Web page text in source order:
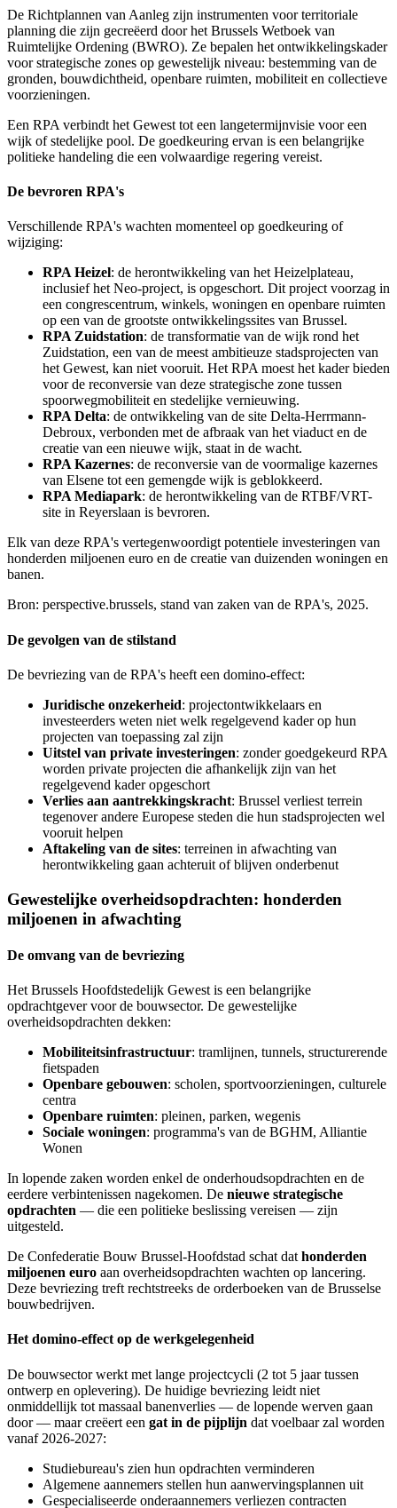
De Richtplannen van Aanleg zijn instrumenten voor territoriale
planning die zijn gecreëerd door het Brussels Wetboek van
Ruimtelijke Ordening (BWRO). Ze bepalen het ontwikkelingskader
voor strategische zones op gewestelijk niveau: bestemming van de
gronden, bouwdichtheid, openbare ruimten, mobiliteit en collectieve
voorzieningen.
Een RPA verbindt het Gewest tot een langetermijnvisie voor een
wijk of stedelijke pool. De goedkeuring ervan is een belangrijke
politieke handeling die een volwaardige regering vereist.
De bevroren RPA's
Verschillende RPA's wachten momenteel op goedkeuring of
wijziging:
RPA Heizel: de herontwikkeling van het Heizelplateau,
inclusief het Neo-project, is opgeschort. Dit project voorzag in
een congrescentrum, winkels, woningen en openbare ruimten
op een van de grootste ontwikkelingssites van Brussel.
RPA Zuidstation: de transformatie van de wijk rond het
Zuidstation, een van de meest ambitieuze stadsprojecten van
het Gewest, kan niet vooruit. Het RPA moest het kader bieden
voor de reconversie van deze strategische zone tussen
spoorwegmobiliteit en stedelijke vernieuwing.
RPA Delta: de ontwikkeling van de site Delta-Herrmann-
Debroux, verbonden met de afbraak van het viaduct en de
creatie van een nieuwe wijk, staat in de wacht.
RPA Kazernes: de reconversie van de voormalige kazernes
van Elsene tot een gemengde wijk is geblokkeerd.
RPA Mediapark: de herontwikkeling van de RTBF/VRT-
site in Reyerslaan is bevroren.
Elk van deze RPA's vertegenwoordigt potentiele investeringen van
honderden miljoenen euro en de creatie van duizenden woningen en
banen.
Bron: perspective.brussels, stand van zaken van de RPA's, 2025.
De gevolgen van de stilstand
De bevriezing van de RPA's heeft een domino-effect:
Juridische onzekerheid: projectontwikkelaars en
investeerders weten niet welk regelgevend kader op hun
projecten van toepassing zal zijn
Uitstel van private investeringen: zonder goedgekeurd RPA
worden private projecten die afhankelijk zijn van het
regelgevend kader opgeschort
Verlies aan aantrekkingskracht: Brussel verliest terrein
tegenover andere Europese steden die hun stadsprojecten wel
vooruit helpen
Aftakeling van de sites: terreinen in afwachting van
herontwikkeling gaan achteruit of blijven onderbenut
Gewestelijke overheidsopdrachten: honderden
miljoenen in afwachting
De omvang van de bevriezing
Het Brussels Hoofdstedelijk Gewest is een belangrijke
opdrachtgever voor de bouwsector. De gewestelijke
overheidsopdrachten dekken:
Mobiliteitsinfrastructuur: tramlijnen, tunnels, structurerende
fietspaden
Openbare gebouwen: scholen, sportvoorzieningen, culturele
centra
Openbare ruimten: pleinen, parken, wegenis
Sociale woningen: programma's van de BGHM, Alliantie
Wonen
In lopende zaken worden enkel de onderhoudsopdrachten en de
eerdere verbintenissen nagekomen. De nieuwe strategische
opdrachten — die een politieke beslissing vereisen — zijn
uitgesteld.
De Confederatie Bouw Brussel-Hoofdstad schat dat honderden
miljoenen euro aan overheidsopdrachten wachten op lancering.
Deze bevriezing treft rechtstreeks de orderboeken van de Brusselse
bouwbedrijven.
Het domino-effect op de werkgelegenheid
De bouwsector werkt met lange projectcycli (2 tot 5 jaar tussen
ontwerp en oplevering). De huidige bevriezing leidt niet
onmiddellijk tot massaal banenverlies — de lopende werven gaan
door — maar creëert een gat in de pijplijn dat voelbaar zal worden
vanaf 2026-2027:
Studiebureau's zien hun opdrachten verminderen
Algemene aannemers stellen hun aanwervingsplannen uit
Gespecialiseerde onderaannemers verliezen contracten